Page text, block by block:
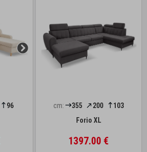
96
cm: 355 200
103
Forio XL
1397.00 €